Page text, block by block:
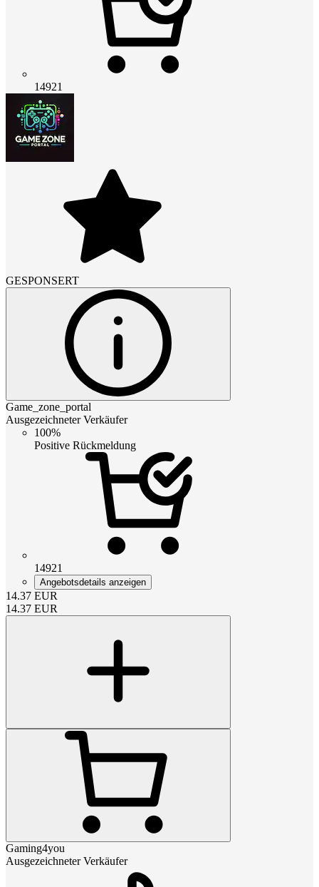
14921
GESPONSERT
Game_zone_portal
Ausgezeichneter Verkäufer
100%
Positive Rückmeldung
14921
Angebotsdetails anzeigen
14.37 EUR
14.37 EUR
Gaming4you
Ausgezeichneter Verkäufer